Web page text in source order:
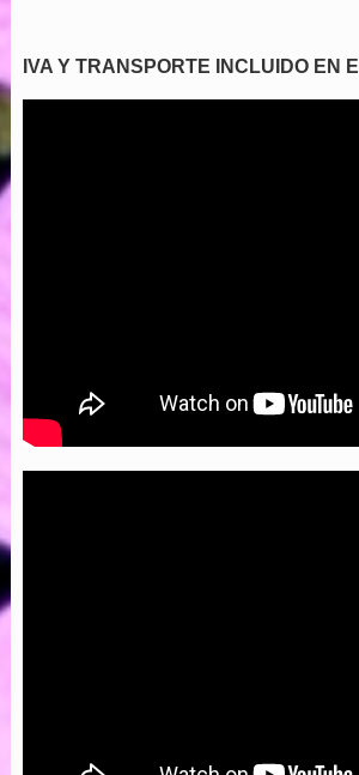
IVA Y TRANSPORTE INCLUIDO EN